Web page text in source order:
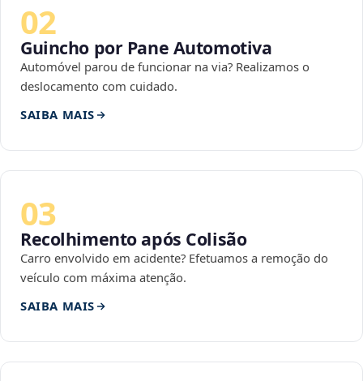
02
Guincho por Pane Automotiva
Automóvel parou de funcionar na via? Realizamos o
deslocamento com cuidado.
SAIBA MAIS
03
Recolhimento após Colisão
Carro envolvido em acidente? Efetuamos a remoção do
veículo com máxima atenção.
SAIBA MAIS